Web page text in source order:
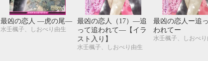
最凶の恋人 ―虎の尾―
水壬楓子、しおべり由生
最凶の恋人（17）―追
って追われて―【イラ
スト入り】
水壬楓子、しおべり由生
最凶の恋人ー追
われてー
水壬楓子、しおべり